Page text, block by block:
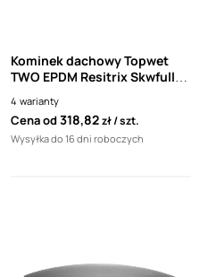
Kominek dachowy Topwet
TWO EPDM Resitrix Skwfull
4 warianty
Cena od318,82zł szt.
Wysyłka do 16 dni roboczych